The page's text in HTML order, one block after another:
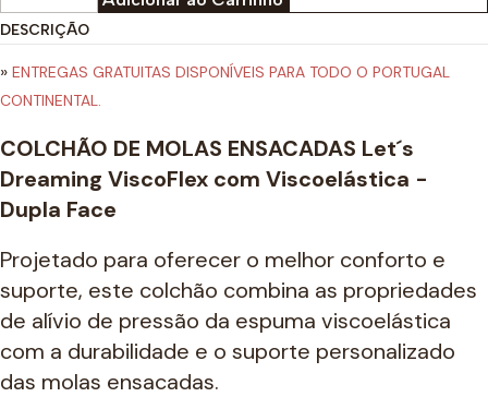
DESCRIÇÃO
» ENTREGAS GRATUITAS DISPONÍVEIS PARA TODO O PORTUGAL
CONTINENTAL.
COLCHÃO DE MOLAS ENSACADAS Let´s
Dreaming ViscoFlex com Viscoelástica -
Dupla Face
Projetado para oferecer o melhor conforto e
suporte, este colchão combina as propriedades
de alívio de pressão da espuma viscoelástica
com a durabilidade e o suporte personalizado
das molas ensacadas.